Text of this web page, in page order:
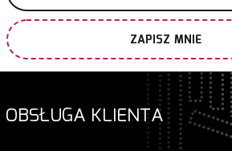
ZAPISZ MNIE
OBSŁUGA KLIENTA